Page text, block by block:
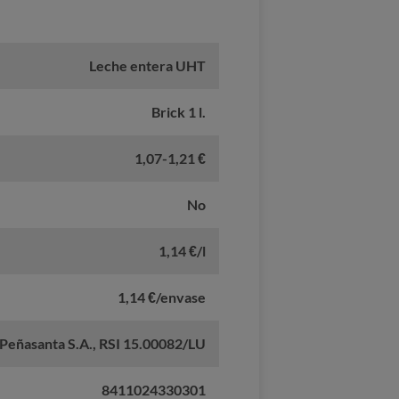
Leche entera UHT
Brick 1 l.
1,07-1,21 €
No
1,14 €/l
1,14 €/envase
S.A., RSI 15.00082/LU
8411024330301